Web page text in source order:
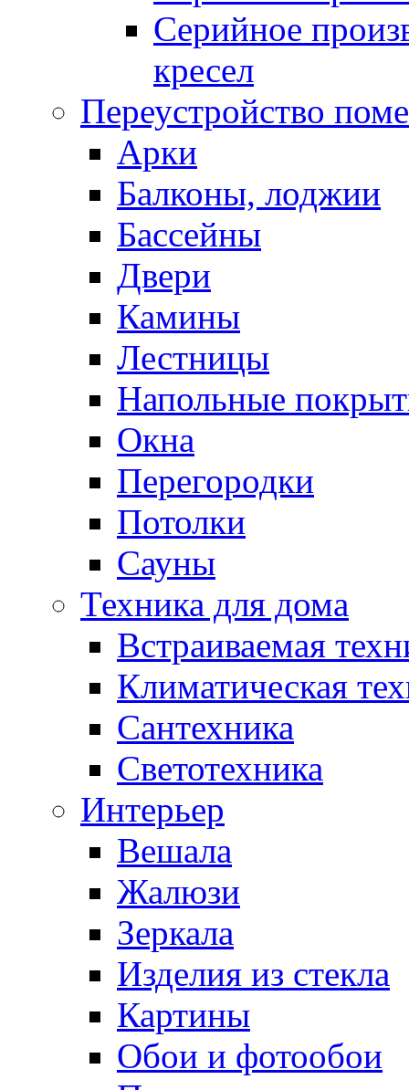
Серийное
кресел
Переустройство
Арки
Балконы, лоджии
Бассейны
Двери
Камины
Лестницы
Напольные
Окна
Перегородки
Потолки
Сауны
Техника для дома
Встраиваемая
Климатическая
Сантехника
Светотехника
Интерьер
Вешала
Жалюзи
Зеркала
Изделия из стекла
Картины
Обои и фотообои